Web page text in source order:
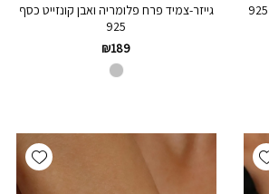
גייזר-צמיד פרח פלומריה ואבן קונזייט כסף
925
₪189
Add wishlist